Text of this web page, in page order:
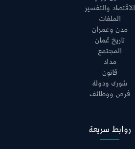
الاقتصاد والتفسير
الملفات
مدن وعمران
تاريخ عُمان
المجتمع
مداد
قانون
شورى ودولة
فرص ووظائف
روابط سريعة